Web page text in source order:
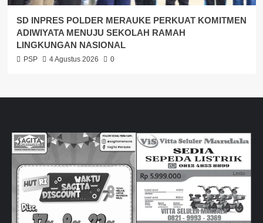
SD INPRES POLDER MERAUKE PERKUAT KOMITMEN
ADIWIYATA MENUJU SEKOLAH RAMAH
LINGKUNGAN NASIONAL
PSP 4 Agustus 2026 0